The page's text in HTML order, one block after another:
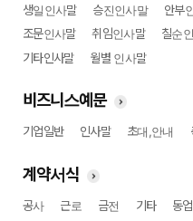
생일인사말
승진인사말 안부
조문인사말
취임인사말 칠순
기타인사말
월별 인사말
비즈니스예문
기업일반 인사말 초대,안내
계약서식
공사 근로 금전 기타 동업